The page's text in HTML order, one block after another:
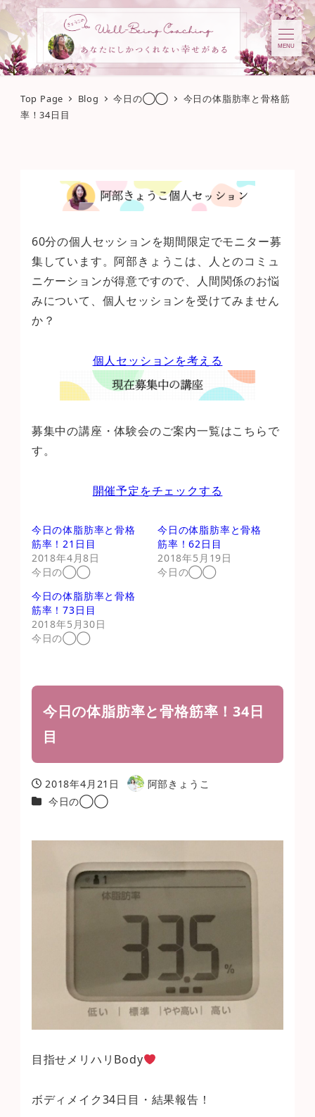
MENU
Top Page Blog 今日の◯◯
今日の体脂肪率と骨格筋
率！34日目
60分の個人セッションを期間限定でモニター募
集しています。阿部きょうこは、人とのコミュ
ニケーションが得意ですので、人間関係のお悩
みについて、個人セッションを受けてみません
か？
個人セッションを考える
募集中の講座・体験会のご案内一覧はこちらで
す。
開催予定をチェックする
今日の体脂肪率と骨格
筋率！21日目
2018年4月8日
今日の◯◯
今日の体脂肪率と骨格
筋率！62日目
2018年5月19日
今日の◯◯
今日の体脂肪率と骨格
筋率！73日目
2018年5月30日
今日の◯◯
今日の体脂肪率と骨格筋率！34日
目
投稿日
2018年4月21日
著
阿部きょうこ
カテゴリー
今日の◯◯
目指せメリハリBody
ボディメイク34日目・結果報告！